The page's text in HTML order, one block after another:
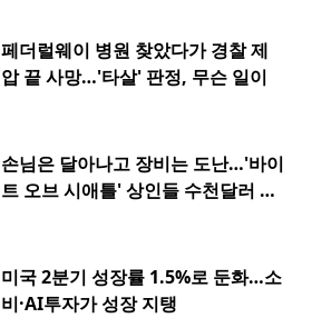
페더럴웨이 병원 찾았다가 경찰 제
압 끝 사망…'타살' 판정, 무슨 일이
손님은 달아나고 장비는 도난…'바이
트 오브 시애틀' 상인들 수천달러 피
미국 2분기 성장률 1.5%로 둔화…소
비·AI투자가 성장 지탱